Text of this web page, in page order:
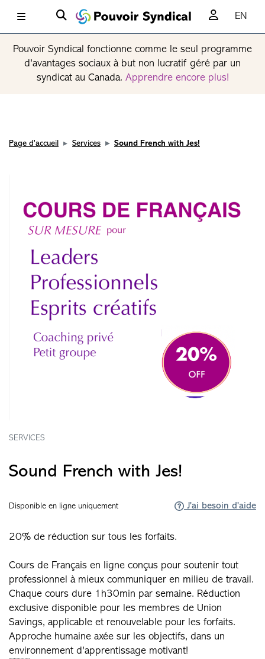
EN
Pouvoir Syndical fonctionne comme le seul programme
d'avantages sociaux à but non lucratif géré par un
syndicat au Canada. Apprendre encore plus!
Page d'accueil Services Sound French with Jes!
SERVICES
Sound French with Jes!
Disponible en ligne uniquement J'ai besoin d'aide
20% de réduction sur tous les forfaits.
Cours de Français en ligne conçus pour soutenir tout
professionnel à mieux communiquer en milieu de travail.
Chaque cours dure 1h30min par semaine. Réduction
exclusive disponible pour les membres de Union
Savings, applicable et renouvelable pour les forfaits.
Approche humaine axée sur les objectifs, dans un
environnement d'apprentissage motivant!